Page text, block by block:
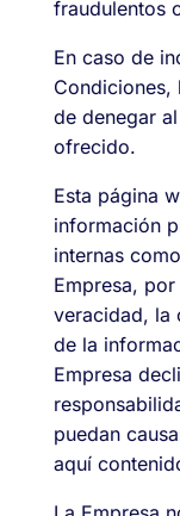
fraudulentos
En caso de
Condiciones,
de denegar
ofrecido.
Esta página
información
internas
Empresa,
veracidad, la
de la
Empresa
puedan
aquí